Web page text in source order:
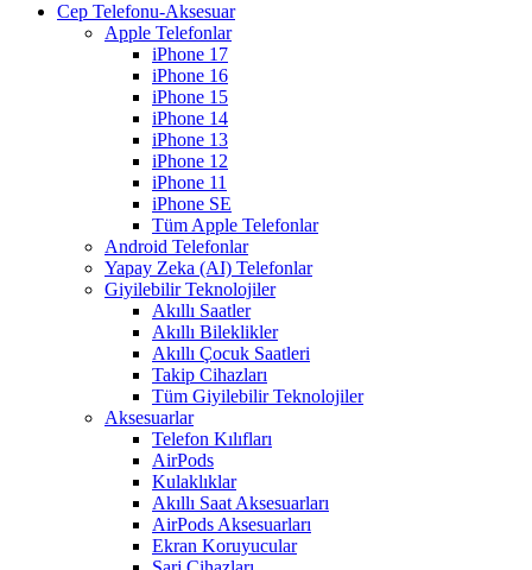
Cep Telefonu-Aksesuar
Apple Telefonlar
iPhone 17
iPhone 16
iPhone 15
iPhone 14
iPhone 13
iPhone 12
iPhone 11
iPhone SE
Tüm Apple Telefonlar
Android Telefonlar
Yapay Zeka (AI) Telefonlar
Giyilebilir Teknolojiler
Akıllı Saatler
Akıllı Bileklikler
Akıllı Çocuk Saatleri
Takip Cihazları
Tüm Giyilebilir Teknolojiler
Aksesuarlar
Telefon Kılıfları
AirPods
Kulaklıklar
Akıllı Saat Aksesuarları
AirPods Aksesuarları
Ekran Koruyucular